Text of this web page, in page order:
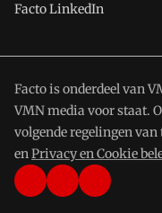
Facto LinkedIn
Facto is onderdeel van
VMN media voor staat.
volgende regelingen van
enPrivacy en Cookie